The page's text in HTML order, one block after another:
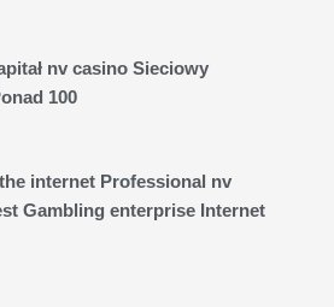
nv casino Sieciowy
100
internet Professional nv
Gambling enterprise Internet